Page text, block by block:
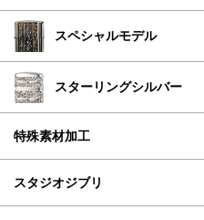
スペシャルモデル
スターリングシルバー
特殊素材加工
スタジオジブリ